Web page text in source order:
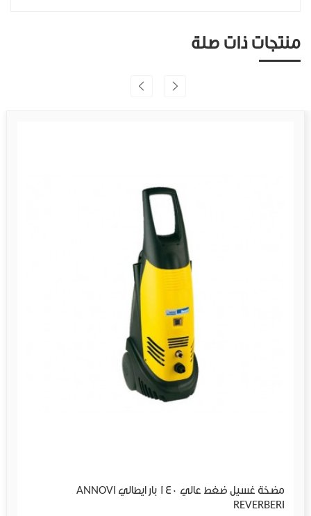
منتجات ذات صلة
مضخة غسيل ضغط عالي 140 بار ايطالي ANNOVI
REVERBERI